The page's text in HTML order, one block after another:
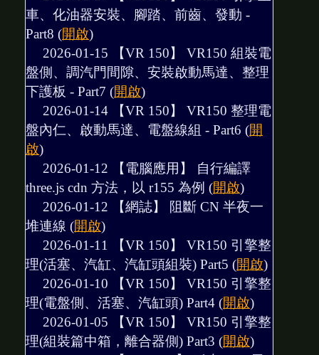
車、化油器安裝、腳踏、前齒、發動 -
Part8 (開啟)
2026-01-15 【VR 150】 VR150 組裝電
盤側、調汽門間隙、安裝啟動馬達、整理
下護板 - Part7 (開啟)
2026-01-14 【VR 150】 VR150 整理電
盤內仁、啟動馬達、電盤線組 - Part6 (開
啟)
2026-01-12 【電腦應用】 自行編譯
three.js cdn 方法，以 r155 為例 (開啟)
2026-01-12 【網誌】 阻斷 CN 半夜一
堆連線 (開啟)
2026-01-11 【VR 150】 VR150 引擎整
理(活塞、汽缸、汽缸頭組裝) Part5 (開啟)
2026-01-10 【VR 150】 VR150 引擎整
理(電盤側、活塞、汽缸頭) Part4 (開啟)
2026-01-05 【VR 150】 VR150 引擎整
理(組裝篇中箱，離合器側) Part3 (開啟)